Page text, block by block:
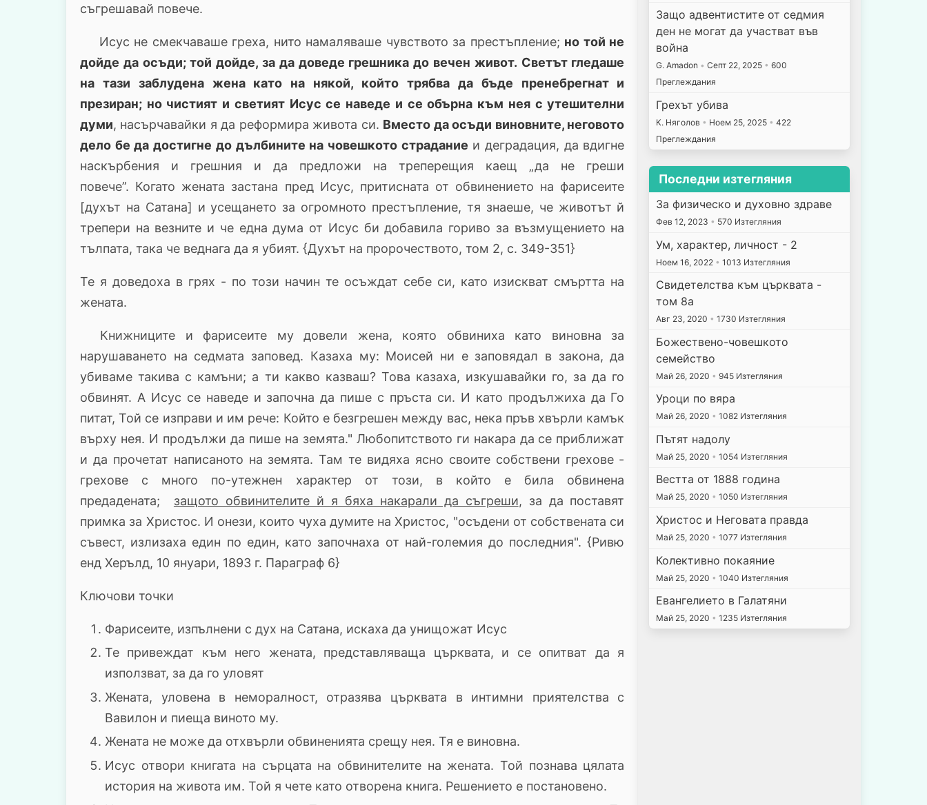
съгрешавай повече.
Исус не смекчаваше греха, нито намаляваше чувството за престъпление; но той не
дойде да осъди; той дойде, за да доведе грешника до вечен живот. Светът гледаше
на тази заблудена жена като на някой, който трябва да бъде пренебрегнат и
презиран; но чистият и светият Исус се наведе и се обърна към нея с утешителни
думи, насърчавайки я да реформира живота си. Вместо да осъди виновните, неговото
дело бе да достигне до дълбините на човешкото страдание и деградация, да вдигне
наскърбения и грешния и да предложи на треперещия каещ „да не греши
повече”. Когато жената застана пред Исус, притисната от обвинението на фарисеите
[духът на Сатана] и усещането за огромното престъпление, тя знаеше, че животът й
трепери на везните и че една дума от Исус би добавила гориво за възмущението на
тълпата, така че веднага да я убият. {Духът на пророчеството, том 2, с. 349-351}
Те я ​​доведоха в грях - по този начин те осъждат себе си, като изискват смъртта на
жената.
Книжниците и фарисеите му довели жена, която обвиниха като виновна за
нарушаването на седмата заповед. Казаха му: Моисей ни е заповядал в закона, да
убиваме такива с камъни; а ти какво казваш? Това казаха, изкушавайки го, за да го
обвинят. А Исус се наведе и започна да пише с пръста си. И като продължиха да Го
питат, Той се изправи и им рече: Който е безгрешен между вас, нека пръв хвърли камък
върху нея. И продължи да пише на земята." Любопитството ги накара да се приближат
и да прочетат написаното на земята. Там те видяха ясно своите собствени грехове -
грехове с много по-утежнен характер от този, в който е била обвинена
предадената; защото обвинителите й я бяха накарали да съгреши, за да поставят
примка за Христос. И онези, които чуха думите на Христос, "осъдени от собствената си
съвест, излизаха един по един, като започнаха от най-големия до последния". {Ривю
енд Херълд, 10 януари, 1893 г. Параграф 6}
Ключови точки
Фарисеите, изпълнени с дух на Сатана, искаха да унищожат Исус
Те привеждат към него жената, представляваща църквата, и се опитват да я
използват, за да го уловят
Жената, уловена в неморалност, отразява църквата в интимни приятелства с
Вавилон и пиеща виното му.
Жената не може да отхвърли обвиненията срещу нея. Тя е виновна.
Исус отвори книгата на сърцата на обвинителите на жената. Той познава цялата
история на живота им. Той я чете като отворена книга. Решението е постановено.
Защо адвентистите от седмия
ден не могат да участват във
война
G. Amadon • Септ 22, 2025 • 600
Преглеждания
Грехът убива
К. Няголов • Ноем 25, 2025 • 422
Преглеждания
Последни изтегляния
За физическо и духовно здраве
Фев 12, 2023 • 570 Изтегляния
Ум, характер, личност - 2
Ноем 16, 2022 • 1013 Изтегляния
Свидетелства към църквата -
том 8а
Авг 23, 2020 • 1730 Изтегляния
Божествено-човешкото
семейство
Май 26, 2020 • 945 Изтегляния
Уроци по вяра
Май 26, 2020 • 1082 Изтегляния
Пътят надолу
Май 25, 2020 • 1054 Изтегляния
Вестта от 1888 година
Май 25, 2020 • 1050 Изтегляния
Христос и Неговата правда
Май 25, 2020 • 1077 Изтегляния
Колективно покаяние
Май 25, 2020 • 1040 Изтегляния
Евангелието в Галатяни
Май 25, 2020 • 1235 Изтегляния